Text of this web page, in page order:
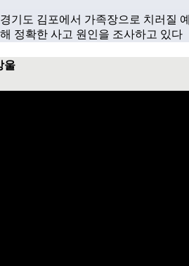
기도 김포에서 가족장으로 치러
정확한 사고 원인을 조사하고 있다
울